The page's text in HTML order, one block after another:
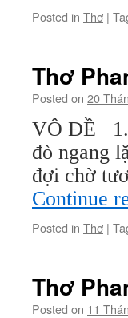
Posted in Thơ |
Thơ
Posted on 20
VÔ ĐỀ 1.
đò ngang
đợi chờ
Continue
Posted in Thơ |
Thơ
Posted on 11